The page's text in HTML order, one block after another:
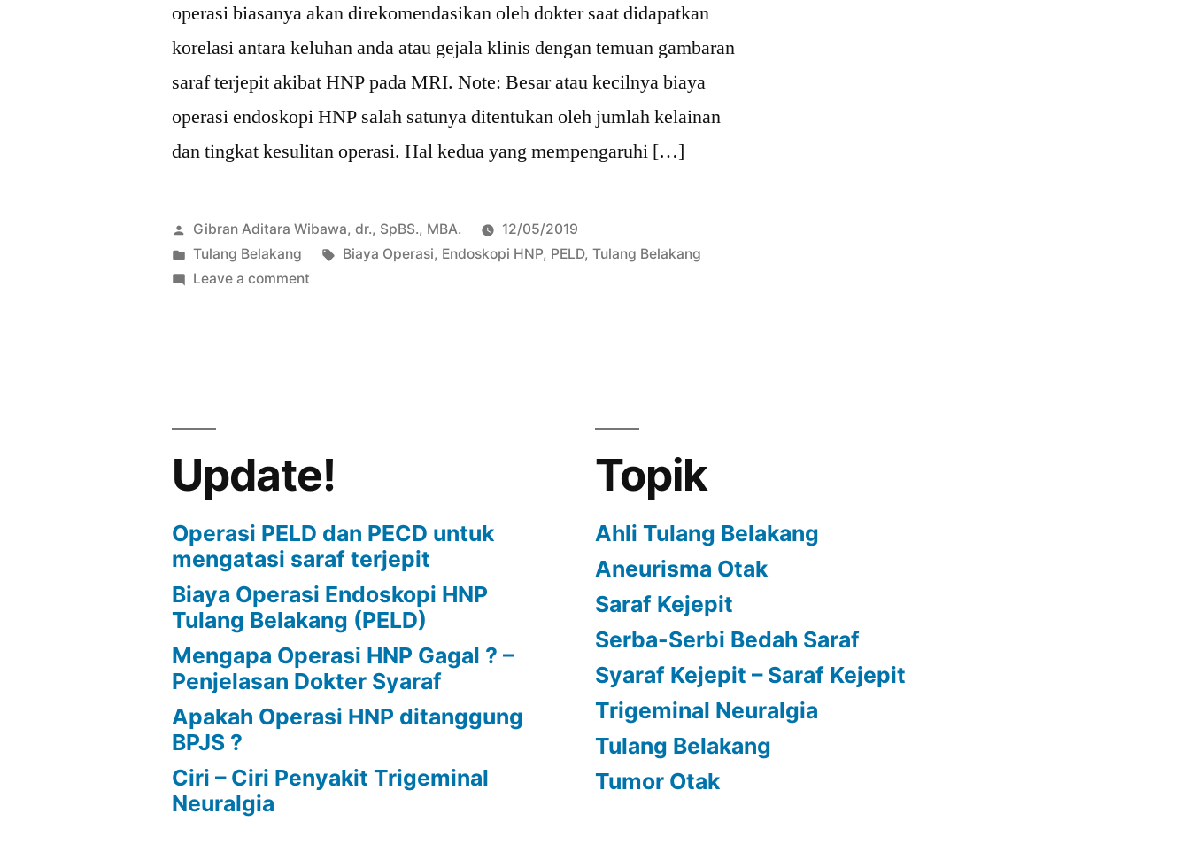
operasi biasanya akan direkomendasikan oleh dokter saat didapatkan
korelasi antara keluhan anda atau gejala klinis dengan temuan gambaran
saraf terjepit akibat HNP pada MRI. Note: Besar atau kecilnya biaya
operasi endoskopi HNP salah satunya ditentukan oleh jumlah kelainan
dan tingkat kesulitan operasi. Hal kedua yang mempengaruhi […]
Posted
by
Gibran Aditara Wibawa, dr., SpBS., MBA.
12/05/2019
Posted
in
Tulang Belakang Tags:
Biaya Operasi, Endoskopi HNP, PELD,Tulang Belakang
Leave a comment
Update!
Operasi PELD dan PECD untuk
mengatasi saraf terjepit
Biaya Operasi Endoskopi HNP
Tulang Belakang (PELD)
Mengapa Operasi HNP Gagal ? –
Penjelasan Dokter Syaraf
Apakah Operasi HNP ditanggung
BPJS ?
Ciri – Ciri Penyakit Trigeminal
Neuralgia
Topik
Ahli Tulang Belakang
Aneurisma Otak
Saraf Kejepit
Serba-Serbi Bedah Saraf
Syaraf Kejepit – Saraf Kejepit
Trigeminal Neuralgia
Tulang Belakang
Tumor Otak